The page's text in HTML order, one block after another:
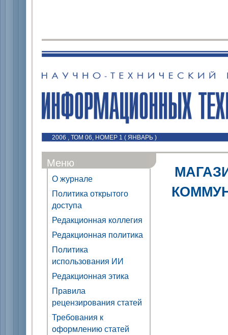
2006 , ТОМ 06, НОМЕР 1 ( ЯНВАРЬ )
Меню
О журнале
Политика открытого
доступа
Редакционная коллегия
Редакционная политика
Политика
использования ИИ
Редакционная этика
Правила
рецензирования статей
Требования к
оформлению статей